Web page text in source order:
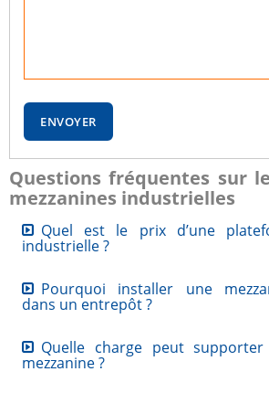
ENVOYER
Questions fréquentes sur
mezzanines industrielles
Quel est le prix d’une
industrielle ?
Le prix d’une plateforme mezzanine
plusieurs critères : la surface souhaitée,
les escaliers, les accès et les options
Pourquoi installer une
dans un entrepôt ?
Installer une mezzanine industrielle
rapidement la surface disponible sans
Quelle charge peut
mezzanine ?